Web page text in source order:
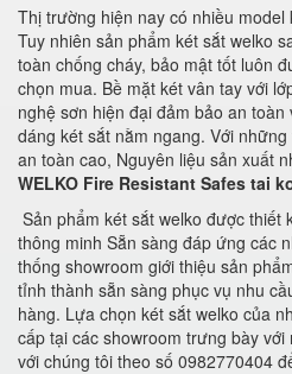
Thị trường hiện nay có nhiều
Tuy nhiên sản phẩm két sắt welko
toàn chống cháy, bảo mật tốt luôn
chọn mua. Bề mặt két vân tay với
nghệ sơn hiện đại đảm bảo an
dáng két sắt nằm ngang. Với
an toàn cao, Nguyên liệu sản xuất
WELKO Fire Resistant Safes tai
Sản phẩm két sắt welko được thiết
thông minh Sẵn sàng đáp ứng các
thống showroom giới thiệu sản
tỉnh thành sẵn sàng phục vụ nhu
hàng. Lựa chọn két sắt welko của
cấp tại các showroom trưng bày
với chúng tôi theo số 0982770404